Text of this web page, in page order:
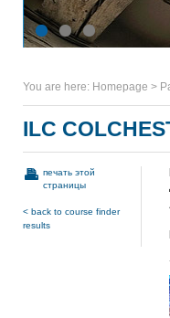
You are here: Homepage >
ILC
печать этой
страницы
< back to course finder
results